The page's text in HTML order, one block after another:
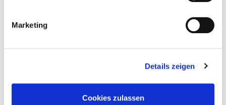
Marketing
Details zeigen
Cookies zulassen
Name*